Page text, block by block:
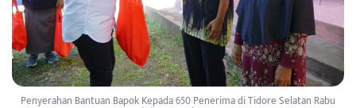
Penyerahan Bantuan Bapok Kepada 650 Penerima di Tidore Selatan Rabu